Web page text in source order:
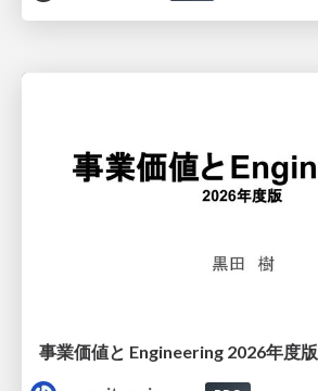
事業価値と Engineering 2026年度版